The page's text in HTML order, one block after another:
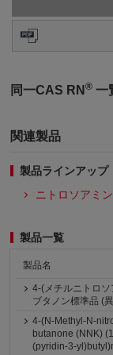
同一CAS RN® 一
関連製品
製品ラインアップ
ニトロソアミ
製品一覧
製品名
4-(メチルニトロ
ブタノン標準品 (
4-(N-Methyl-N-
butanone (NNK)
(pyridin-3-